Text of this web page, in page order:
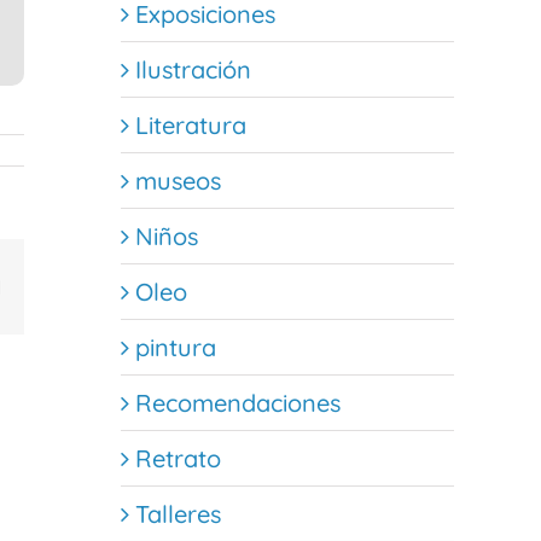
Correo
Exposiciones
Ilustración
Literatura
museos
Niños
Oleo
pintura
Recomendaciones
Retrato
Talleres